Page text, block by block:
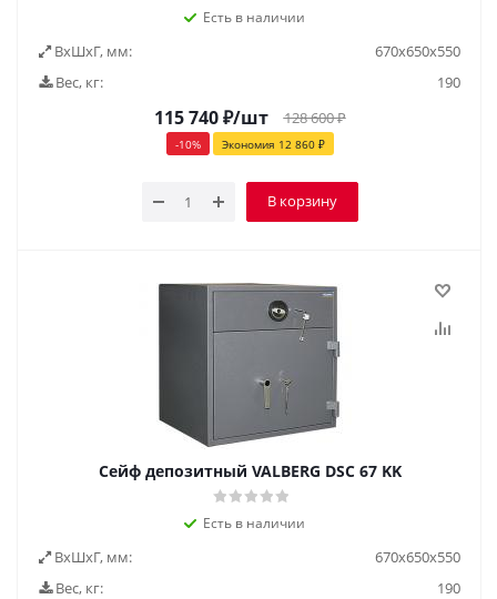
Есть в наличии
ВxШxГ, мм:
670х650х550
Вес, кг:
190
115 740₽/шт 128 600₽
-10% Экономия 12 860₽
В корзину
Сейф депозитный VALBERG DSC 67 KK
Есть в наличии
ВxШxГ, мм:
670х650х550
Вес, кг:
190